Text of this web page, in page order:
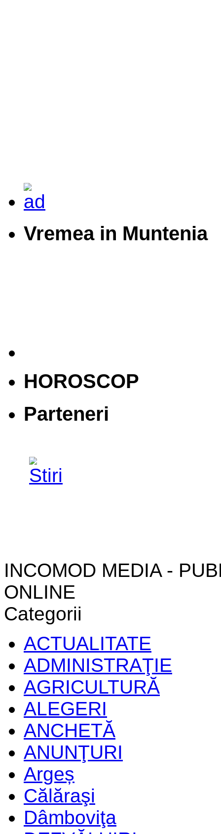
Vremea in Muntenia
HOROSCOP
Parteneri
INCOMOD MEDIA -
ONLINE
Categorii
ACTUALITATE
ADMINISTRAŢIE
AGRICULTURĂ
ALEGERI
ANCHETĂ
ANUNŢURI
Argeș
Călăraşi
Dâmboviţa